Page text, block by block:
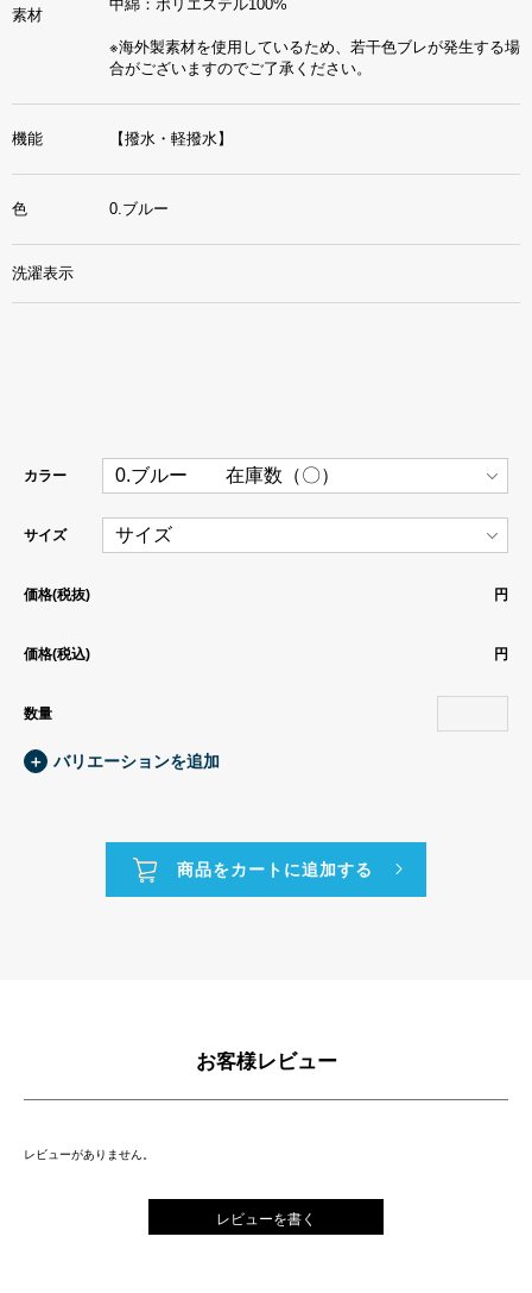
素材
中綿：ポリエステル100%
※海外製素材を使用しているため、若干色ブレが発生する場
合がございますのでご了承ください。
機能 【撥水・軽撥水】
色 0.ブルー
洗濯表示
カラー
サイズ
価格(税抜) 円
価格(税込) 円
数量
＋ バリエーションを追加
お客様レビュー
レビューがありません。
レビューを書く